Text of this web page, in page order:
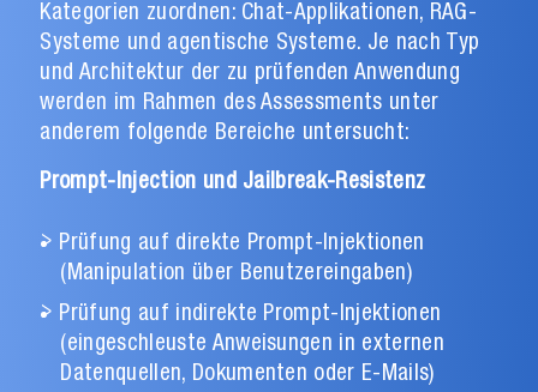
Kategorien zuordnen: Chat-Applikationen, RAG-
Systeme und agentische Systeme. Je nach Typ
und Architektur der zu prüfenden Anwendung
werden im Rahmen des Assessments unter
anderem folgende Bereiche untersucht:
Prompt-Injection und Jailbreak-Resistenz
Prüfung auf direkte Prompt-Injektionen
(Manipulation über Benutzereingaben)
Prüfung auf indirekte Prompt-Injektionen
(eingeschleuste Anweisungen in externen
Datenquellen, Dokumenten oder E-Mails)